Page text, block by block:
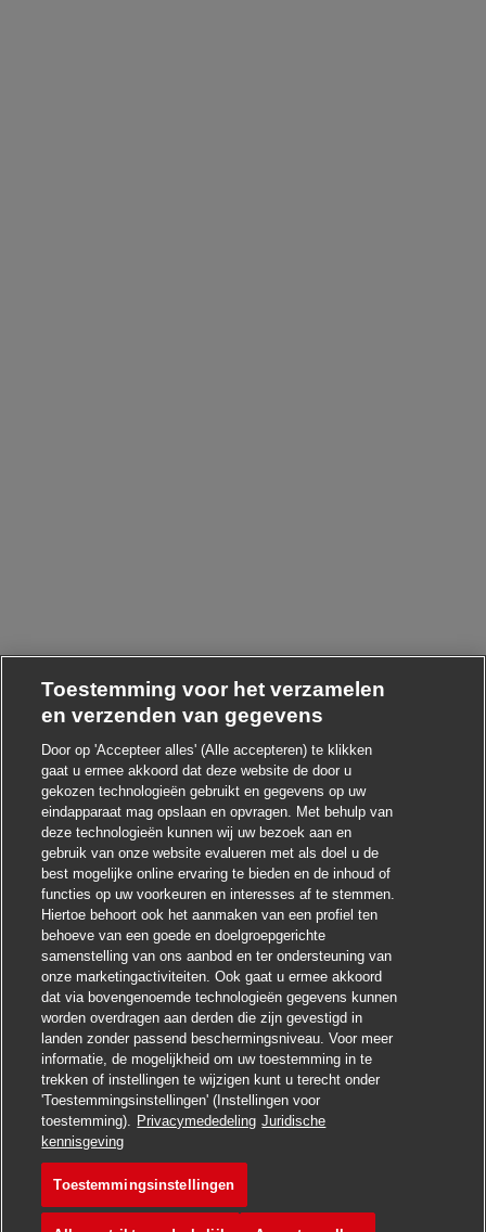
Solliciteren
Vacature opslaan
Toestemming voor het verzamelen
en verzenden van gegevens
Door op 'Accepteer alles' (Alle accepteren) te klikken
gaat u ermee akkoord dat deze website de door u
gekozen technologieën gebruikt en gegevens op uw
eindapparaat mag opslaan en opvragen. Met behulp van
deze technologieën kunnen wij uw bezoek aan en
gebruik van onze website evalueren met als doel u de
best mogelijke online ervaring te bieden en de inhoud of
functies op uw voorkeuren en interesses af te stemmen.
Hiertoe behoort ook het aanmaken van een profiel ten
behoeve van een goede en doelgroepgerichte
samenstelling van ons aanbod en ter ondersteuning van
onze marketingactiviteiten. Ook gaat u ermee akkoord
dat via bovengenoemde technologieën gegevens kunnen
worden overdragen aan derden die zijn gevestigd in
landen zonder passend beschermingsniveau. Voor meer
informatie, de mogelijkheid om uw toestemming in te
trekken of instellingen te wijzigen kunt u terecht onder
'Toestemmingsinstellingen' (Instellingen voor
toestemming). Privacymededeling Juridische
kennisgeving
Toestemmingsinstellingen
! Heb je interesse in deze baan? Chatbot-melding
Ik ben geïnteresseerd
Soortgelijke banen zoeken